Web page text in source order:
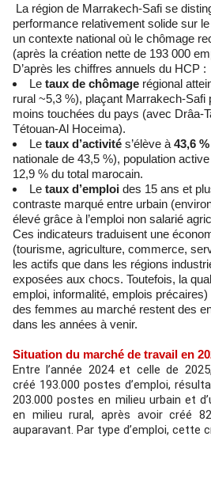
La région de Marrakech-Safi se
performance relativement solide sur
un contexte national où le chômage
(après la création nette de 193 000
D’après les chiffres annuels du HCP :
Le taux de chômage régional
rural ~5,3 %), plaçant Marrakech-Safi
moins touchées du pays (avec Drâa-
Tétouan-Al Hoceima).
Le taux d’activité s’élève à 43,6 %
nationale de 43,5 %), population
12,9 % du total marocain.
Le taux d’emploi des 15 ans et
contraste marqué entre urbain
élevé grâce à l’emploi non salarié
Ces indicateurs traduisent une
(tourisme, agriculture, commerce,
les actifs que dans les régions
exposées aux chocs. Toutefois, la
emploi, informalité, emplois précaires)
des femmes au marché restent des
dans les années à venir.
Situation du marché de travail en
Entre l’année 2024 et celle de
créé 193.000 postes d’emploi,
203.000 postes en milieu urbain et
en milieu rural, après avoir créé
auparavant. Par type d’emploi, cette